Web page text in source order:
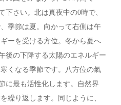
下さい。北は真夜中の0時で、
季節は夏。向かって右側は午
ーを受ける方位。冬から夏へ
後の下降する太陽のエネルギー
くなる季節です。八方位の氣
に最も活性化します。自然界
繰り返します。同じように、